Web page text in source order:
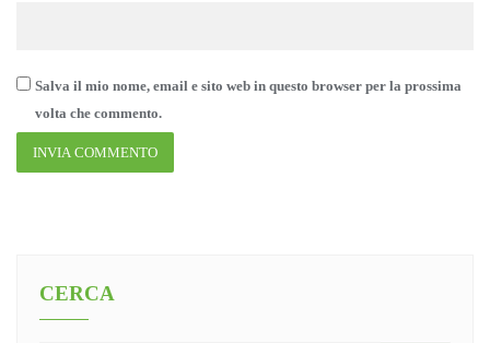
Salva il mio nome, email e sito web in questo browser per la prossima
volta che commento.
CERCA